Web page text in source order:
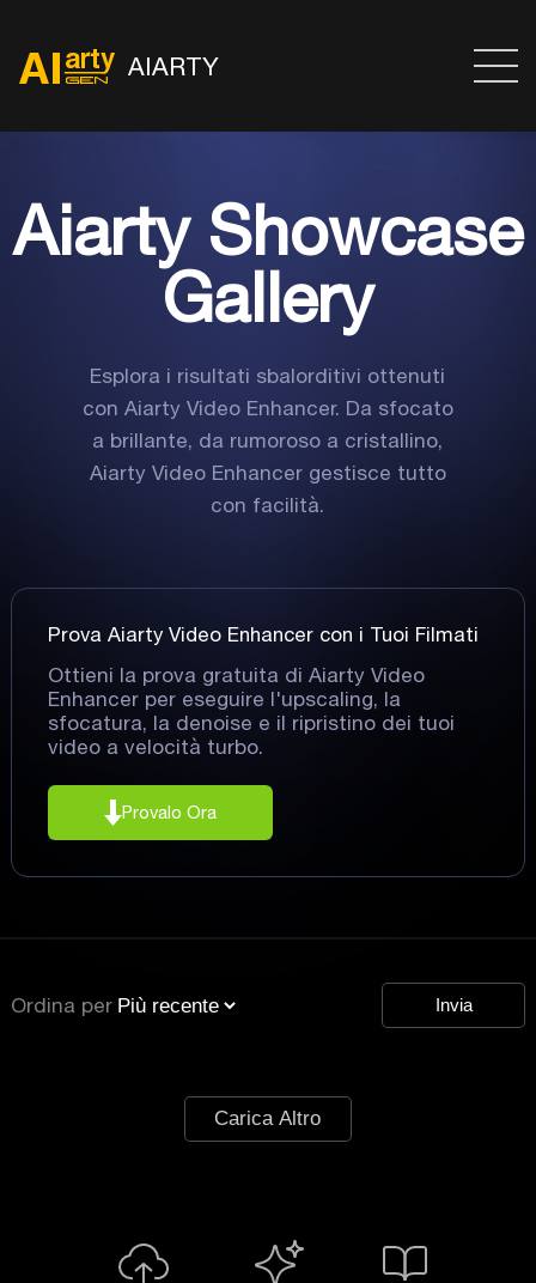
AIARTY
Aiarty Showcase
Gallery
Esplora i risultati sbalorditivi ottenuti
con Aiarty Video Enhancer. Da sfocato
a brillante, da rumoroso a cristallino,
Aiarty Video Enhancer gestisce tutto
con facilità.
Prova Aiarty Video Enhancer con i Tuoi Filmati
Ottieni la prova gratuita di Aiarty Video
Enhancer per eseguire l'upscaling, la
sfocatura, la denoise e il ripristino dei tuoi
video a velocità turbo.
Provalo Ora
Ordina per Invia
Carica Altro